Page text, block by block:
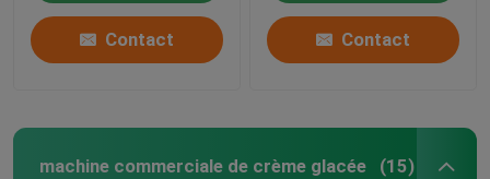
Contact Contact
machine commerciale de crème glacée (15)